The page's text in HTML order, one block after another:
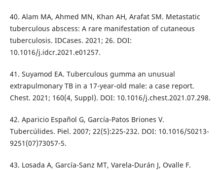
40. Alam MA, Ahmed MN, Khan AH, Arafat SM. Metastatic
tuberculous abscess: A rare manifestation of cutaneous
tuberculosis. IDCases. 2021; 26. DOI:
10.1016/j.idcr.2021.e01257.
41. Suyamod EA. Tuberculous gumma an unusual
extrapulmonary TB in a 17-year-old male: a case report.
Chest. 2021; 160(4, Suppl). DOI: 10.1016/j.chest.2021.07.298.
42. Aparicio Español G, García-Patos Briones V.
Tubercúlides. Piel. 2007; 22(5):225-232. DOI: 10.1016/S0213-
9251(07)73057-5.
43. Losada A, García-Sanz MT, Varela-Durán J, Ovalle F.